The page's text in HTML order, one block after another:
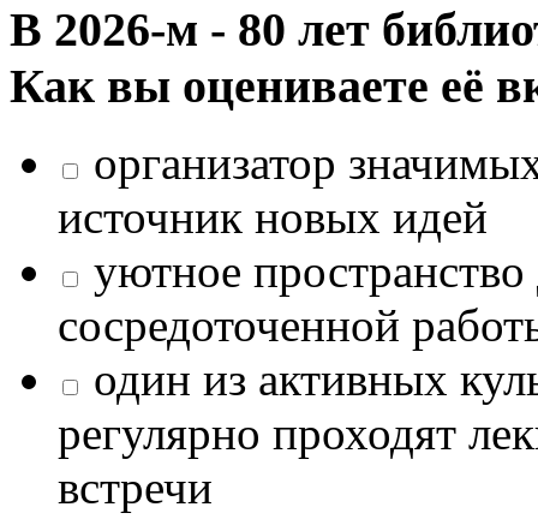
В 2026‑м - 80 лет
Как вы оцениваете её
организатор
источник новых идей
уютное
сосредоточенной
один из активных
регулярно проходят
встречи